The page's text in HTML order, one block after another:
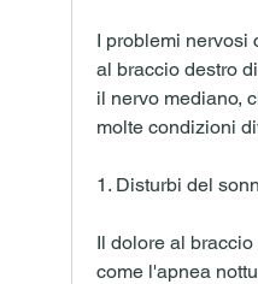
I problemi nervosi
al braccio destro
il nervo mediano,
molte condizioni
1. Disturbi del
Il dolore al
come l'apnea